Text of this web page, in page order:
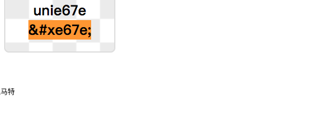
特